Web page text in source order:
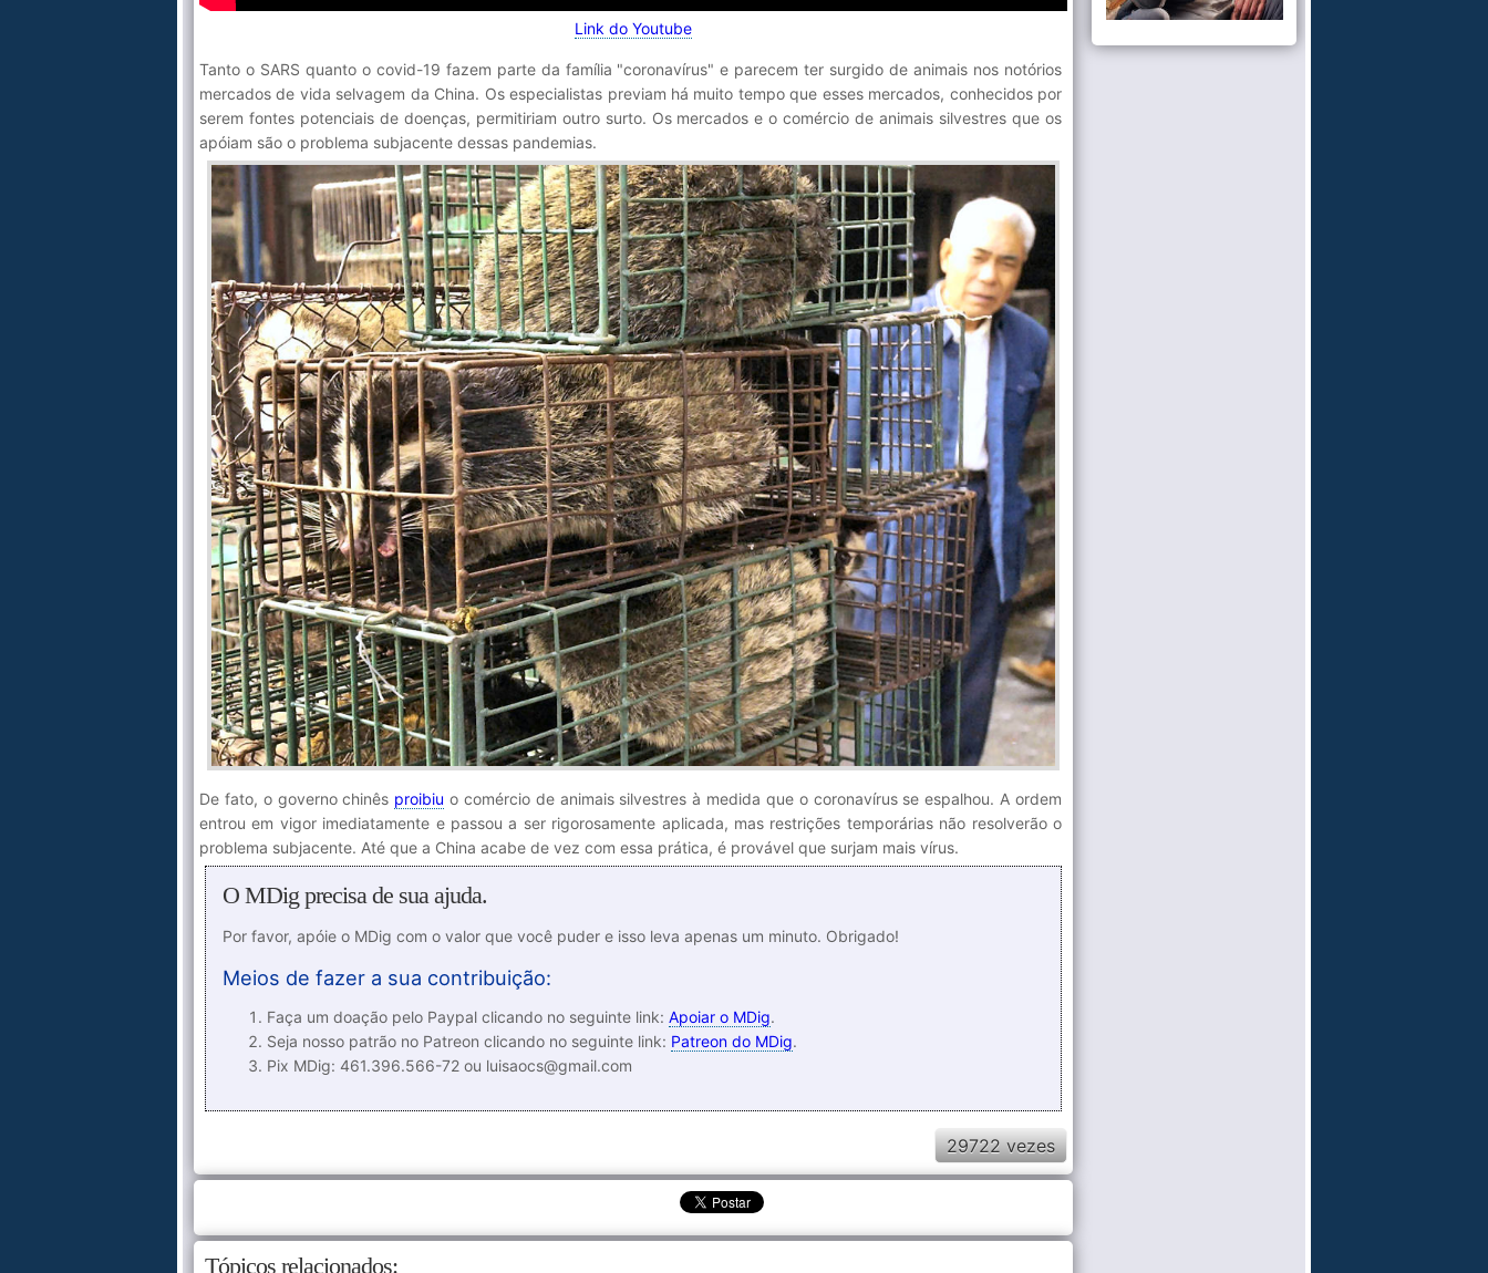
Link do Youtube
Tanto o SARS quanto o covid-19 fazem parte da família "coronavírus" e parecem ter surgido de animais nos notórios
mercados de vida selvagem da China. Os especialistas previam há muito tempo que esses mercados, conhecidos por
serem fontes potenciais de doenças, permitiriam outro surto. Os mercados e o comércio de animais silvestres que os
apóiam são o problema subjacente dessas pandemias.
De fato, o governo chinês proibiu o comércio de animais silvestres à medida que o coronavírus se espalhou. A ordem
entrou em vigor imediatamente e passou a ser rigorosamente aplicada, mas restrições temporárias não resolverão o
problema subjacente. Até que a China acabe de vez com essa prática, é provável que surjam mais vírus.
O MDig precisa de sua ajuda.
Por favor, apóie o MDig com o valor que você puder e isso leva apenas um minuto. Obrigado!
Meios de fazer a sua contribuição:
Faça um doação pelo Paypal clicando no seguinte link: Apoiar o MDig.
Seja nosso patrão no Patreon clicando no seguinte link: Patreon do MDig.
Pix MDig: 461.396.566-72 ou luisaocs@gmail.com
29722 vezes
Tópicos relacionados: